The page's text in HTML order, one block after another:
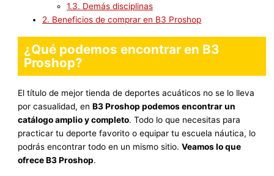
1.3. Demás disciplinas
2. Beneficios de comprar en B3 Proshop
¿Qué podemos encontrar en B3
Proshop?
El título de mejor tienda de deportes acuáticos no se lo lleva
por casualidad, enB3 Proshop podemos encontrar un
catálogo amplio y completo. Todo lo que necesitas para
practicar tu deporte favorito o equipar tu escuela náutica, lo
podrás encontrar todo en un mismo sitio.Veamos lo que
ofrece B3 Proshop.